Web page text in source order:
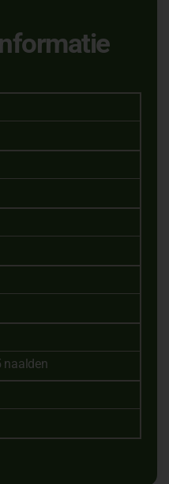
naalden